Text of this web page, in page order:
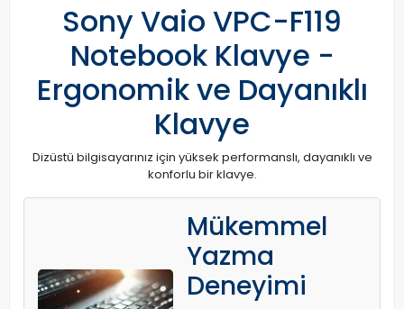
Sony Vaio VPC-F119
Notebook Klavye -
Ergonomik ve Dayanıklı
Klavye
Dizüstü bilgisayarınız için yüksek performanslı, dayanıklı ve
konforlu bir klavye.
Mükemmel
Yazma
Deneyimi